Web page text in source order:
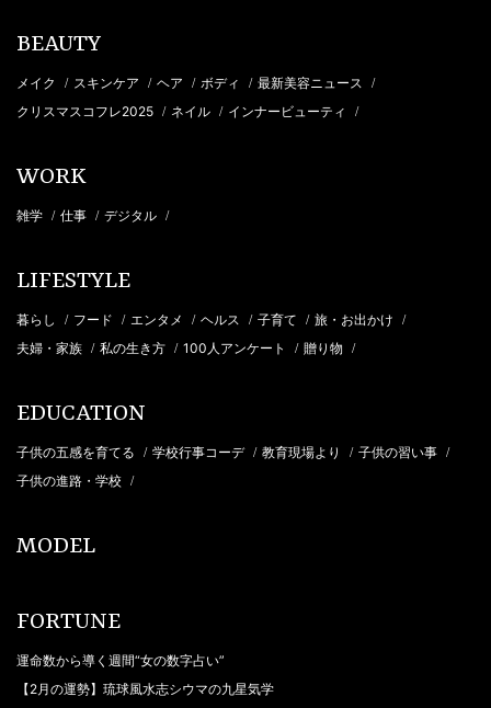
BEAUTY
メイク / スキンケア / ヘア / ボディ / 最新美容ニュース /
クリスマスコフレ2025 / ネイル / インナービューティ /
WORK
雑学 / 仕事 / デジタル /
LIFESTYLE
暮らし / フード / エンタメ / ヘルス / 子育て / 旅・お出かけ /
夫婦・家族 / 私の生き方 / 100人アンケート / 贈り物 /
EDUCATION
子供の五感を育てる / 学校行事コーデ / 教育現場より / 子供の習い事 /
子供の進路・学校 /
MODEL
FORTUNE
運命数から導く週間“女の数字占い”
【2月の運勢】琉球風水志シウマの九星気学